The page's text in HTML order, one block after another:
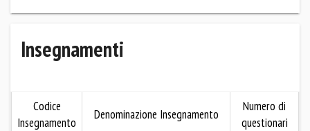
Insegnamenti
Codice
Insegnamento
Denominazione Insegnamento
Numero di
questionari